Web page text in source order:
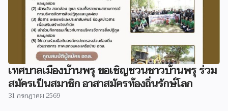
เทศบาลเมืองบ้านพรุ ขอเชิญชวนชาวบ้านพรุ ร่วม
สมัครเป็นสมาชิก อาสาสมัครท้องถิ่นรักษ์โลก
31 กรกฎาคม 2569